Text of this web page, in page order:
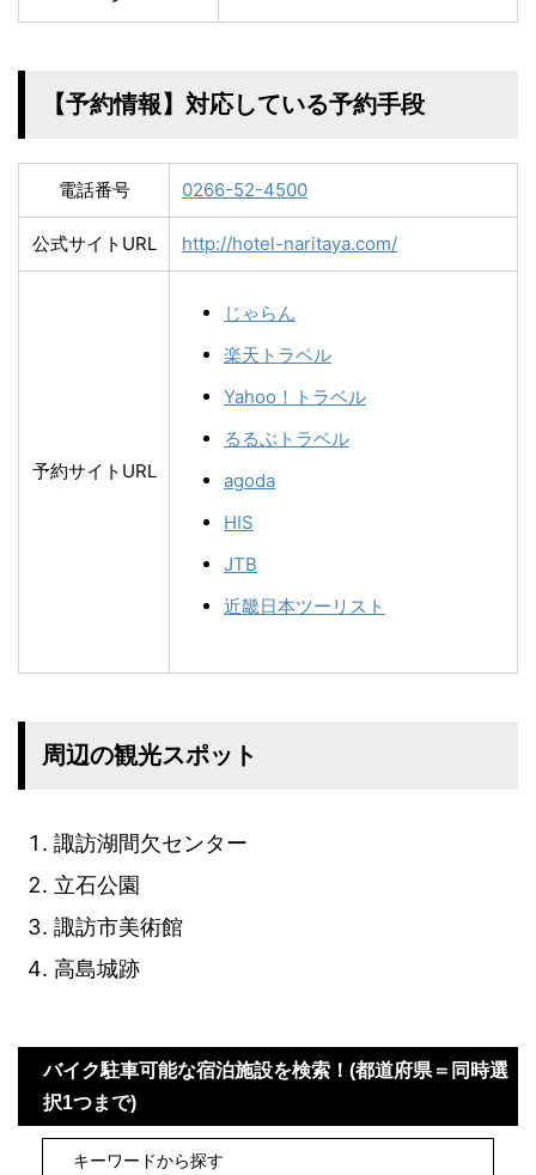
【予約情報】対応している予約手段
電話番号 0266-52-4500
公式サイトURL http://hotel-naritaya.com/
予約サイトURL
じゃらん
楽天トラベル
Yahoo！トラベル
るるぶトラベル
agoda
HIS
JTB
近畿日本ツーリスト
周辺の観光スポット
諏訪湖間欠センター
立石公園
諏訪市美術館
高島城跡
バイク駐車可能な宿泊施設を検索！(都道府県＝同時選
択1つまで)